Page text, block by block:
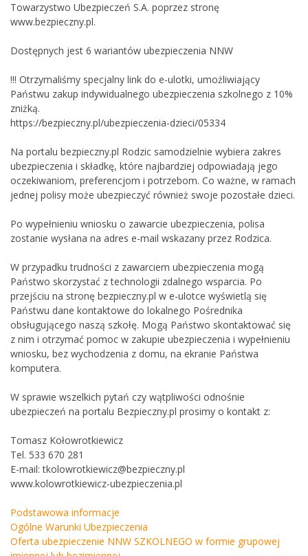
Towarzystwo Ubezpieczeń S.A. poprzez stronę
www.bezpieczny.pl.
Dostępnych jest 6 wariantów ubezpieczenia NNW
!!! Otrzymaliśmy specjalny link do e-ulotki, umożliwiający
Państwu zakup indywidualnego ubezpieczenia szkolnego z 10%
zniżką.
https://bezpieczny.pl/ubezpieczenia-dzieci/05334
Na portalu bezpieczny.pl Rodzic samodzielnie wybiera zakres
ubezpieczenia i składkę, które najbardziej odpowiadają jego
oczekiwaniom, preferencjom i potrzebom. Co ważne, w ramach
jednej polisy może ubezpieczyć również swoje pozostałe dzieci.
Po wypełnieniu wniosku o zawarcie ubezpieczenia, polisa
zostanie wysłana na adres e-mail wskazany przez Rodzica.
W przypadku trudności z zawarciem ubezpieczenia mogą
Państwo skorzystać z technologii zdalnego wsparcia. Po
przejściu na stronę bezpieczny.pl w e-ulotce wyświetlą się
Państwu dane kontaktowe do lokalnego Pośrednika
obsługującego naszą szkołę. Mogą Państwo skontaktować się
z nim i otrzymać pomoc w zakupie ubezpieczenia i wypełnieniu
wniosku, bez wychodzenia z domu, na ekranie Państwa
komputera.
W sprawie wszelkich pytań czy wątpliwości odnośnie
ubezpieczeń na portalu Bezpieczny.pl prosimy o kontakt z:
Tomasz Kołowrotkiewicz
Tel. 533 670 281
E-mail: tkolowrotkiewicz@bezpieczny.pl
www.kolowrotkiewicz-ubezpieczenia.pl
Podstawowa informacje
Ogólne Warunki Ubezpieczenia
Oferta ubezpieczenie NNW SZKOLNEGO w formie grupowej